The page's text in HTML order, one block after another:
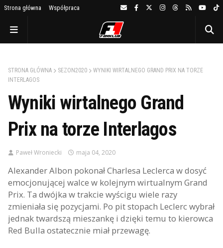
Strona główna Współpraca
STRONA GŁÓWNA SEZON2020
WYNIKI WIRTALNEGO GRAND PRIX NA TORZE
INTERLAGOS
Wyniki wirtalnego Grand
Prix na torze Interlagos
Paweł Wroniecki maja 04, 2020
Alexander Albon pokonał Charlesa Leclerca w dosyć
emocjonującej walce w kolejnym wirtualnym Grand
Prix. Ta dwójka w trakcie wyścigu wiele razy
zmieniała się pozycjami. Po pit stopach Leclerc wybrał
jednak twardszą mieszankę i dzięki temu to kierowca
Red Bulla ostatecznie miał przewagę.